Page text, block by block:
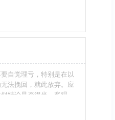
个分类就完整包含进
的行业要特别留意，假
自觉理亏，特别是在以
法挽回，就此放弃。应
结论是否得当、客观，
而最大限度的维护自身
争取来的，审查员作出